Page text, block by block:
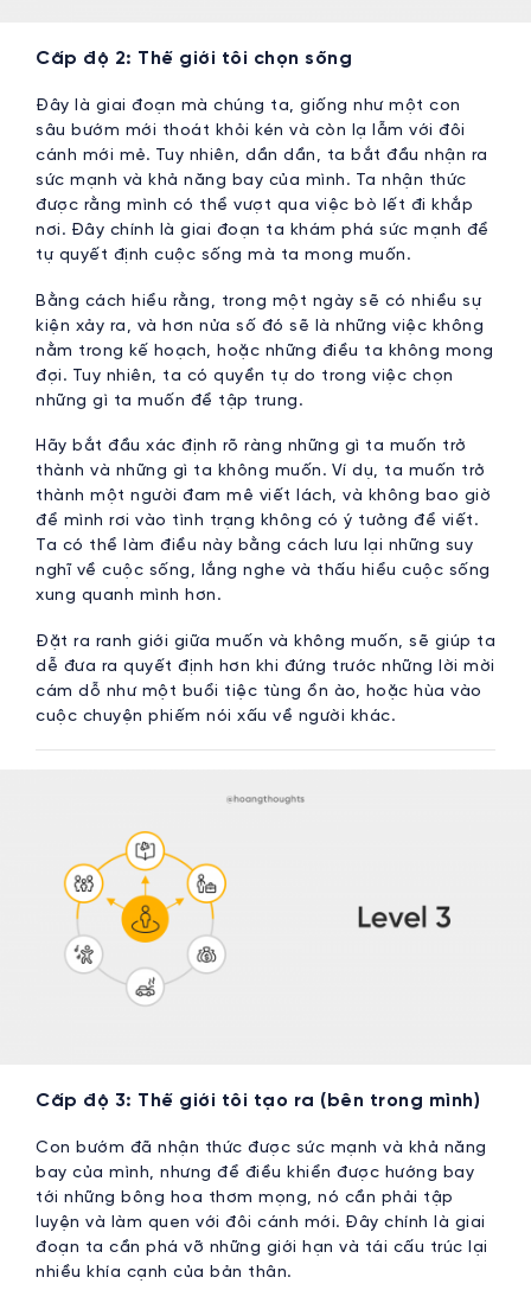
Cấp độ 2: Thế giới tôi chọn sống
Đây là giai đoạn mà chúng ta, giống như một con
sâu bướm mới thoát khỏi kén và còn lạ lẫm với đôi
cánh mới mẻ. Tuy nhiên, dần dần, ta bắt đầu nhận ra
sức mạnh và khả năng bay của mình. Ta nhận thức
được rằng mình có thể vượt qua việc bò lết đi khắp
nơi. Đây chính là giai đoạn ta khám phá sức mạnh để
tự quyết định cuộc sống mà ta mong muốn.
Bằng cách hiểu rằng, trong một ngày sẽ có nhiều sự
kiện xảy ra, và hơn nửa số đó sẽ là những việc không
nằm trong kế hoạch, hoặc những điều ta không mong
đợi. Tuy nhiên, ta có quyền tự do trong việc chọn
những gì ta muốn để tập trung.
Hãy bắt đầu xác định rõ ràng những gì ta muốn trở
thành và những gì ta không muốn. Ví dụ, ta muốn trở
thành một người đam mê viết lách, và không bao giờ
để mình rơi vào tình trạng không có ý tưởng để viết.
Ta có thể làm điều này bằng cách lưu lại những suy
nghĩ về cuộc sống, lắng nghe và thấu hiểu cuộc sống
xung quanh mình hơn.
Đặt ra ranh giới giữa muốn và không muốn, sẽ giúp ta
dễ đưa ra quyết định hơn khi đứng trước những lời mời
cám dỗ như một buổi tiệc tùng ồn ào, hoặc hùa vào
cuộc chuyện phiếm nói xấu về người khác.
Cấp độ 3: Thế giới tôi tạo ra (bên trong mình)
Con bướm đã nhận thức được sức mạnh và khả năng
bay của mình, nhưng để điều khiển được hướng bay
tới những bông hoa thơm mọng, nó cần phải tập
luyện và làm quen với đôi cánh mới. Đây chính là giai
đoạn ta cần phá vỡ những giới hạn và tái cấu trúc lại
nhiều khía cạnh của bản thân.